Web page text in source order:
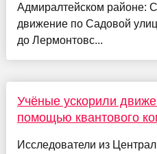
Адмиралтейском районе:
движение по Садовой
до Лермонтовс...
Учёные ускорили
помощью квантового
Исследователи из